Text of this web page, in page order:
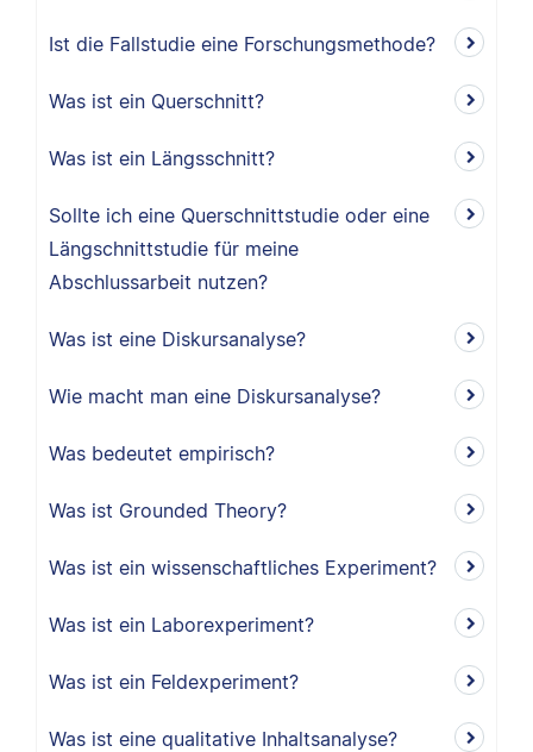
Ist die Fallstudie eine Forschungsmethode?
Was ist ein Querschnitt?
Was ist ein Längsschnitt?
Sollte ich eine Querschnittstudie oder eine
Längschnittstudie für meine
Abschlussarbeit nutzen?
Was ist eine Diskursanalyse?
Wie macht man eine Diskursanalyse?
Was bedeutet empirisch?
Was ist Grounded Theory?
Was ist ein wissenschaftliches Experiment?
Was ist ein Laborexperiment?
Was ist ein Feldexperiment?
Was ist eine qualitative Inhaltsanalyse?